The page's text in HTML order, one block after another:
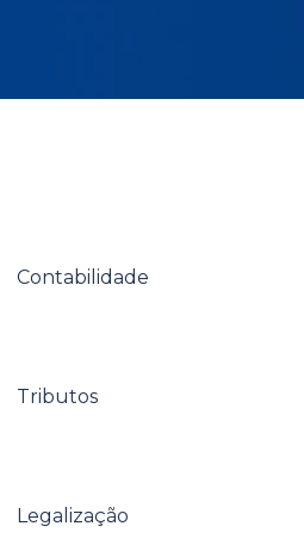
Contabilidade
Tributos
Legalização